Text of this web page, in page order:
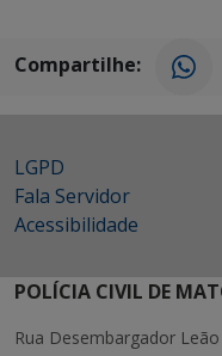
Compartilhe:
LGPD
Fala Servidor
Acessibilidade
POLÍCIA CIVIL DE
Rua Desembargador